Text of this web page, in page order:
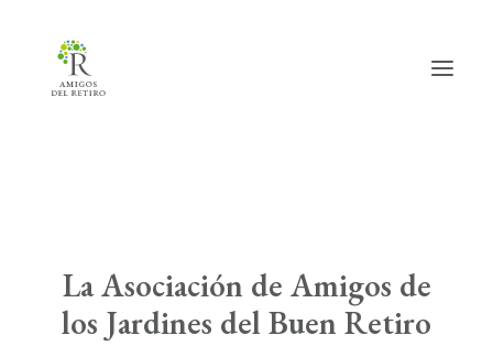
Hazte amig@
Actividades
La Asociación de Amigos de
los Jardines del Buen Retiro